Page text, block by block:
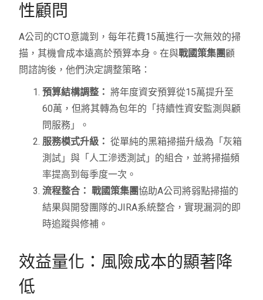
性顧問
A公司的CTO意識到，每年花費15萬進行一次無效的掃
描，其機會成本遠高於預算本身。在與戰國策集團顧
問諮詢後，他們決定調整策略：
預算結構調整： 將年度資安預算從15萬提升至
60萬，但將其轉為包年的「持續性資安監測與顧
問服務」。
服務模式升級： 從單純的黑箱掃描升級為「灰箱
測試」與「人工滲透測試」的組合，並將掃描頻
率提高到每季度一次。
流程整合： 戰國策集團協助A公司將弱點掃描的
結果與開發團隊的JIRA系統整合，實現漏洞的即
時追蹤與修補。
效益量化：風險成本的顯著降
低